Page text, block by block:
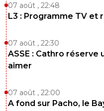
07 août , 22:48
L3 : Programme TV et
07 août , 22:30
ASSE : Cathro réserve
aimer
07 août , 22:00
A fond sur Pacho, le